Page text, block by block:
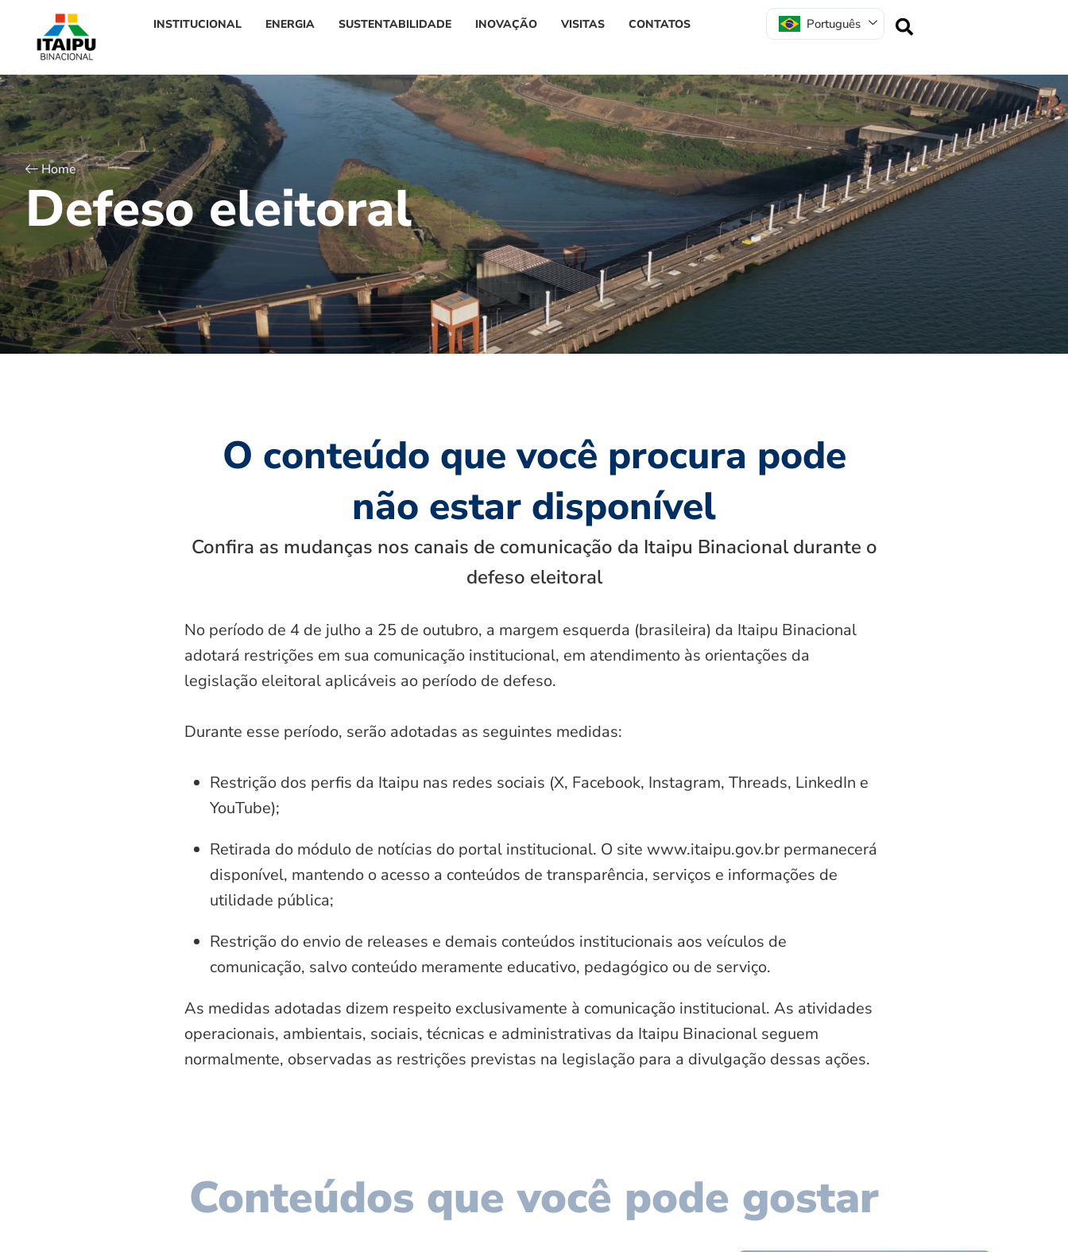
INSTITUCIONAL ENERGIA SUSTENTABILIDADE INOVAÇÃO VISITAS CONTATOS Português
Home
Defeso eleitoral
O conteúdo que você procura pode
não estar disponível
Confira as mudanças nos canais de comunicação da Itaipu Binacional durante o
defeso eleitoral
No período de 4 de julho a 25 de outubro, a margem esquerda (brasileira) da Itaipu Binacional
adotará restrições em sua comunicação institucional, em atendimento às orientações da
legislação eleitoral aplicáveis ao período de defeso.
Durante esse período, serão adotadas as seguintes medidas:
Restrição dos perfis da Itaipu nas redes sociais (X, Facebook, Instagram, Threads, LinkedIn e
YouTube);
Retirada do módulo de notícias do portal institucional. O site www.itaipu.gov.br permanecerá
disponível, mantendo o acesso a conteúdos de transparência, serviços e informações de
utilidade pública;
Restrição do envio de releases e demais conteúdos institucionais aos veículos de
comunicação, salvo conteúdo meramente educativo, pedagógico ou de serviço.
As medidas adotadas dizem respeito exclusivamente à comunicação institucional. As atividades
operacionais, ambientais, sociais, técnicas e administrativas da Itaipu Binacional seguem
normalmente, observadas as restrições previstas na legislação para a divulgação dessas ações.
Conteúdos que você pode gostar